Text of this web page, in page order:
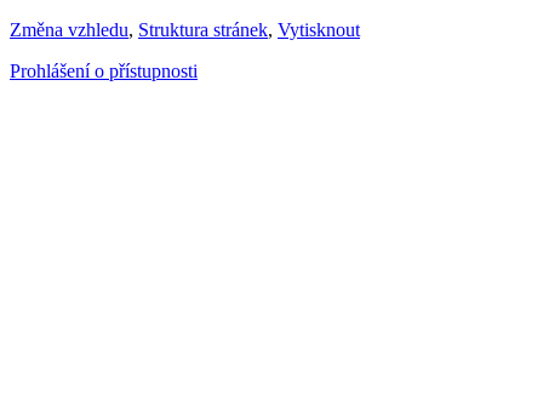
Změna vzhledu, Struktura stránek, Vytisknout
Prohlášení o přístupnosti